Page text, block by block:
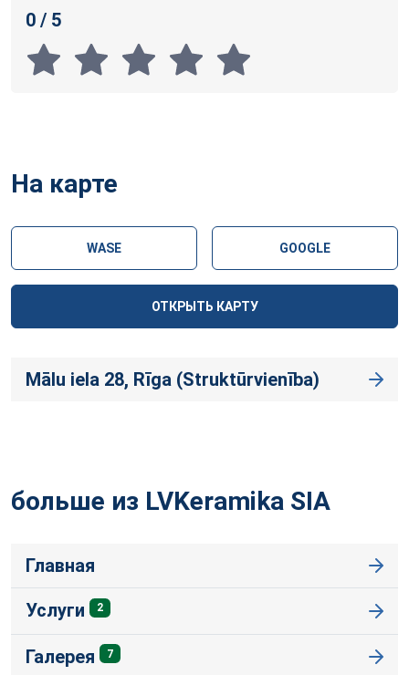
0 / 5
На карте
WASE GOOGLE
ОТКРЫТЬ КАРТУ
Mālu iela 28, Rīga (Struktūrvienība)
больше из LVKeramika SIA
Главная
Услуги 2
Галерея 7